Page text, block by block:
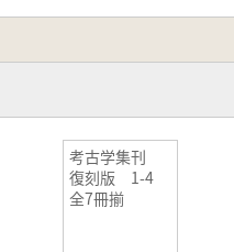
考古学集刊
復刻版 1-4
全7冊揃